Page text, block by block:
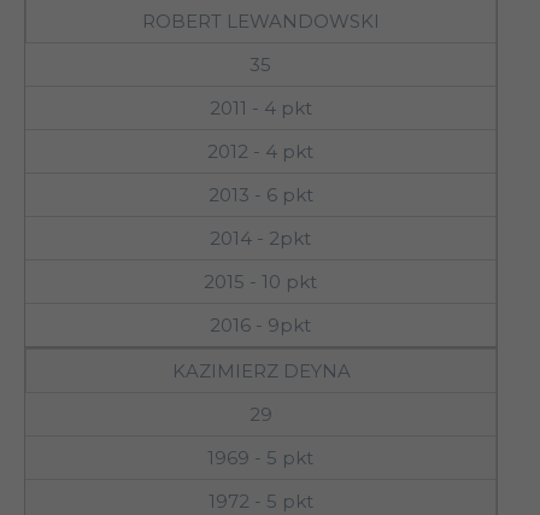
ROBERT LEWANDOWSKI
35
2011 - 4 pkt
2012 - 4 pkt
2013 - 6 pkt
2014 - 2pkt
2015 - 10 pkt
2016 - 9pkt
KAZIMIERZ DEYNA
29
1969 - 5 pkt
1972 - 5 pkt